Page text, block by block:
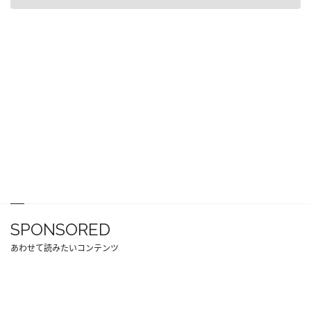
SPONSORED
あわせて読みたいコンテンツ